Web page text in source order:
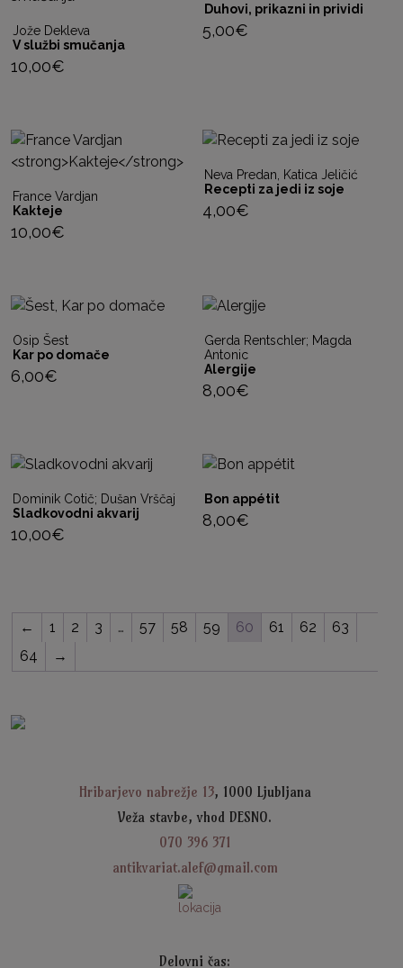
Jože Dekleva
V službi smučanja
10,00€
Duhovi, prikazni in prividi
5,00€
France Vardjan
Kakteje
10,00€
Neva Predan, Katica Jeličić
Recepti za jedi iz soje
4,00€
Osip Šest
Kar po domače
6,00€
Gerda Rentschler; Magda
Antonic
Alergije
8,00€
Dominik Cotič; Dušan Vrščaj
Sladkovodni akvarij
10,00€
Bon appétit
8,00€
← 1 2 3 … 57 58 59 60 61 62
63
64
→
Hribarjevo nabrežje 13, 1000 Ljubljana
Veža stavbe, vhod DESNO.
070 396 371
antikvariat.alef@gmail.com
Delovni čas: